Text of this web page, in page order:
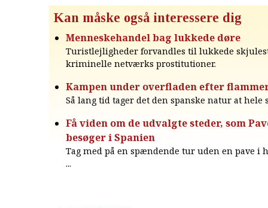
Kan måske også interessere dig
Menneskehandel bag lukkede døre
Turistlejligheder forvandles til lukkede
kriminelle netværks prostitutioner.
Kampen under overfladen efter
Så lang tid tager det den spanske natur at hele
Få viden om de udvalgte steder, som
besøger i Spanien
Tag med på en spændende tur uden en pave i
...